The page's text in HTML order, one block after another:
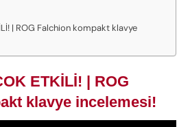
| ROG Falchion kompakt klavye
ETKİLİ! | ROG
klavye incelemesi!